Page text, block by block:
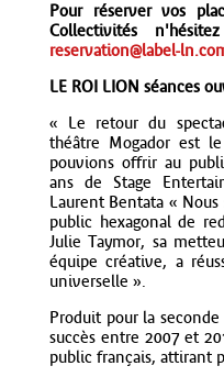
Pour réserver vos
Collectivités
reservation@label-
LE ROI LION séances
« Le retour du
théâtre Mogador est
pouvions offrir au
ans de Stage
Laurent Bentata «
public hexagonal de
Julie Taymor, sa
équipe créative, a
universelle ».
Produit pour la
succès entre 2007 et
public français, attirant